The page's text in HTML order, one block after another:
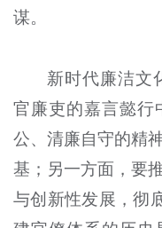
谋。
新时代廉洁文
官廉吏的嘉言懿行
公、清廉自守的精
基；另一方面，要
与创新性发展，彻